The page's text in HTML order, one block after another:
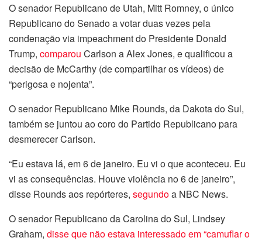
O senador Republicano de Utah, Mitt Romney, o único
Republicano do Senado a votar duas vezes pela
condenação via impeachment do Presidente Donald
Trump, comparou Carlson a Alex Jones, e qualificou a
decisão de McCarthy (de compartilhar os vídeos) de
“perigosa e nojenta”.
O senador Republicano Mike Rounds, da Dakota do Sul,
também se juntou ao coro do Partido Republicano para
desmerecer Carlson.
“Eu estava lá, em 6 de janeiro. Eu vi o que aconteceu. Eu
vi as consequências. Houve violência no 6 de janeiro”,
disse Rounds aos repórteres, segundoa NBC News.
O senador Republicano da Carolina do Sul, Lindsey
Graham, disse que não estava interessado em “camuflar o